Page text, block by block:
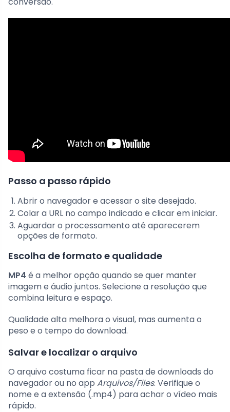
Passo a passo rápido
Abrir o navegador e acessar o site desejado.
Colar a URL no campo indicado e clicar em iniciar.
Aguardar o processamento até aparecerem
opções de formato.
Escolha de formato e qualidade
MP4 é a melhor opção quando se quer manter
imagem e áudio juntos. Selecione a resolução que
combina leitura e espaço.
Qualidade alta melhora o visual, mas aumenta o
peso e o tempo do download.
Salvar e localizar o arquivo
O arquivo costuma ficar na pasta de downloads do
navegador ou no app Arquivos/Files. Verifique o
nome e a extensão (.mp4) para achar o vídeo mais
rápido.